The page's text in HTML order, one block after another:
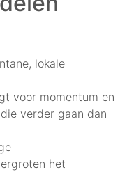
lokale
voor momentum en
verder gaan dan
het